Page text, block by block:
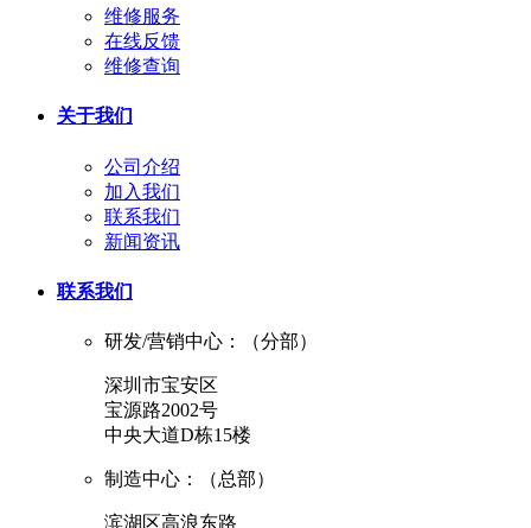
维修服务
在线反馈
维修查询
关于我们
公司介绍
加入我们
联系我们
新闻资讯
联系我们
研发/营销中心：（分部）
深圳市宝安区
宝源路2002号
中央大道D栋15楼
制造中心：（总部）
滨湖区高浪东路